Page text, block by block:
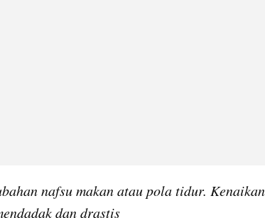
nafsu makan atau pola tidur.
dan drastis